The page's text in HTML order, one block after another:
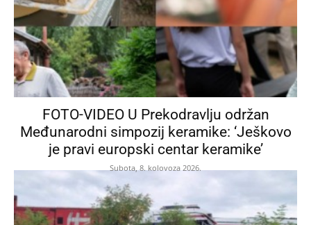
FOTO-VIDEO U Prekodravlju održan
Međunarodni simpozij keramike: ‘Ješkovo
je pravi europski centar keramike’
Subota, 8. kolovoza 2026.